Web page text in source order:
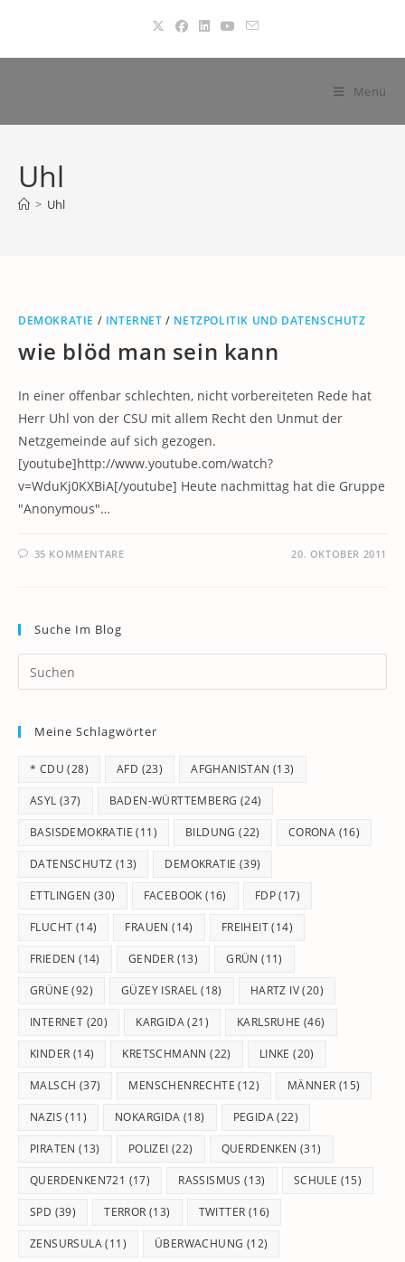
springen
Menü
Uhl
> Uhl
DEMOKRATIE / INTERNET / NETZPOLITIK UND DATENSCHUTZ
wie blöd man sein kann
In einer offenbar schlechten, nicht vorbereiteten Rede hat
Herr Uhl von der CSU mit allem Recht den Unmut der
Netzgemeinde auf sich gezogen.
[youtube]http://www.youtube.com/watch?
v=WduKj0KXBiA[/youtube] Heute nachmittag hat die Gruppe
"Anonymous"…
35 KOMMENTARE 20. OKTOBER 2011
Suche Im Blog
Meine Schlagwörter
* CDU (28) AFD (23) AFGHANISTAN (13)
ASYL (37) BADEN-WÜRTTEMBERG (24)
BASISDEMOKRATIE (11) BILDUNG (22) CORONA (16)
DATENSCHUTZ (13) DEMOKRATIE (39)
ETTLINGEN (30) FACEBOOK (16) FDP(17)
FLUCHT (14) FRAUEN (14) FREIHEIT(14)
FRIEDEN (14) GENDER (13) GRÜN (11)
GRÜNE (92) GÜZEY ISRAEL (18) HARTZ IV(20)
INTERNET (20) KARGIDA(21) KARLSRUHE (46)
KINDER (14) KRETSCHMANN (22) LINKE (20)
MALSCH (37) MENSCHENRECHTE (12) MÄNNER (15)
NAZIS (11) NOKARGIDA (18) PEGIDA(22)
PIRATEN (13) POLIZEI (22) QUERDENKEN (31)
QUERDENKEN721 (17) RASSISMUS (13) SCHULE (15)
SPD (39) TERROR (13) TWITTER (16)
ZENSURSULA(11) ÜBERWACHUNG (12)